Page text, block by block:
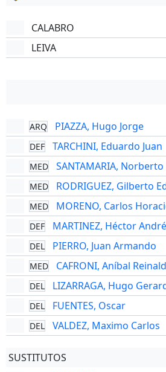
CALABRO
LEIVA
ARQ PIAZZA, Hugo Jorge
DEF TARCHINI, Eduardo Juan
MED SANTAMARIA,
MED RODRIGUEZ, Gilberto
MED MORENO, Carlos
DEF MARTINEZ, Héctor
DEL PIERRO, Juan Armando
MED CAFRONI, Aníbal
DEL LIZARRAGA, Hugo
DEL FUENTES, Oscar
DEL VALDEZ, Maximo Carlos
SUSTITUTOS